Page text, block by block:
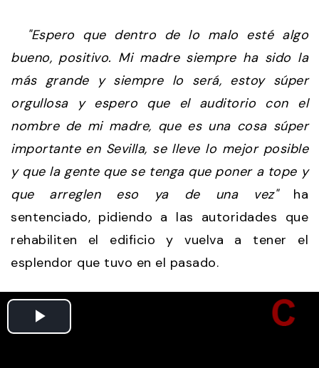
"Espero que dentro de lo malo esté algo
bueno, positivo. Mi madre siempre ha sido la
más grande y siempre lo será, estoy súper
orgullosa y espero que el auditorio con el
nombre de mi madre, que es una cosa súper
importante en Sevilla, se lleve lo mejor posible
y que la gente que se tenga que poner a tope y
que arreglen eso ya de una vez"ha
sentenciado, pidiendo a las autoridades que
rehabiliten el edificio y vuelva a tener el
esplendor que tuvo en el pasado.